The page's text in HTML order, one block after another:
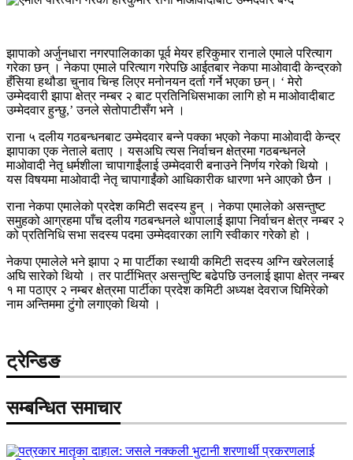
झापाको अर्जुनधारा नगरपालिकाका पूर्व मेयर हरिकुमार रानाले एमाले परित्याग
गरेका छन् । नेकपा एमाले परित्याग गरेपछि आईतबार नेकपा माओवादी केन्द्रको
हँसिया हथौडा चुनाव चिन्ह लिएर मनोनयन दर्ता गर्ने भएका छन्। ‘ मेरो
उम्मेदवारी झापा क्षेत्र नम्बर २ बाट प्रतिनिधिसभाका लागि हो म माओवादीबाट
उम्मेदवार हुन्छु,’ उनले सेतोपाटीसँग भने ।
राना ५ दलीय गठबन्धनबाट उम्मेदवार बन्ने पक्का भएको नेकपा माओवादी केन्द्र
झापाका एक नेताले बताए । यसअघि त्यस निर्वाचन क्षेत्रमा गठबन्धनले
माओवादी नेतृ धर्मशीला चापागाईंलाई उम्मेदवारी बनाउने निर्णय गरेको थियो ।
यस विषयमा माओवादी नेतृ चापागाईंको आधिकारीक धारणा भने आएको छैन ।
राना नेकपा एमालेको प्रदेश कमिटी सदस्य हुन् । नेकपा एमालेको असन्तुष्ट
समुहको आग्रहमा पाँच दलीय गठबन्धनले थापालाई झापा निर्वाचन क्षेत्र नम्बर २
को प्रतिनिधि सभा सदस्य पदमा उम्मेदवारका लागि स्वीकार गरेको हो ।
नेकपा एमालेले भने झापा २ मा पार्टीका स्थायी कमिटी सदस्य अग्नि खरेललाई
अघि सारेको थियो । तर पार्टीभित्र असन्तुष्टि बढेपछि उनलाई झापा क्षेत्र नम्बर
१ मा पठाएर २ नम्बर क्षेत्रमा पार्टीका प्रदेश कमिटी अध्यक्ष देवराज घिमिरेको
नाम अन्तिममा टुंगो लगाएको थियो ।
ट्रेन्डिङ
सम्बन्धित समाचार